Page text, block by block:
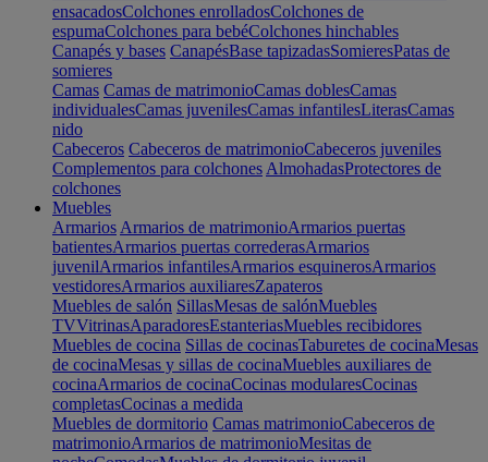
ensacadosColchones enrolladosColchones de
espumaColchones para bebéColchones hinchables
Canapés y bases CanapésBase tapizadasSomieresPatas de
somieres
Camas Camas de matrimonioCamas doblesCamas
individualesCamas juvenilesCamas infantilesLiterasCamas
nido
Cabeceros Cabeceros de matrimonioCabeceros juveniles
Complementos para colchones AlmohadasProtectores de
colchones
Muebles
Armarios Armarios de matrimonioArmarios puertas
batientesArmarios puertas correderasArmarios
juvenilArmarios infantilesArmarios esquinerosArmarios
vestidoresArmarios auxiliaresZapateros
Muebles de salón SillasMesas de salónMuebles
TVVitrinasAparadoresEstanteriasMuebles recibidores
Muebles de cocina Sillas de cocinasTaburetes de cocinaMesas
de cocinaMesas y sillas de cocinaMuebles auxiliares de
cocinaArmarios de cocinaCocinas modularesCocinas
completasCocinas a medida
Muebles de dormitorio Camas matrimonioCabeceros de
matrimonioArmarios de matrimonioMesitas de